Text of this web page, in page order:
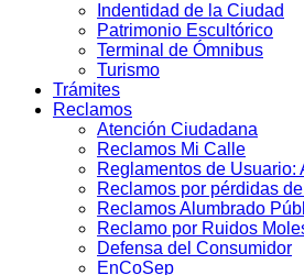
Indentidad de la Ciudad
Patrimonio Escultórico
Terminal de Ómnibus
Turismo
Trámites
Reclamos
Atención Ciudadana
Reclamos Mi Calle
Reglamentos de
Reclamos por pérdidas
Reclamos Alumbrado
Reclamo por Ruidos
Defensa del Consumidor
EnCoSep